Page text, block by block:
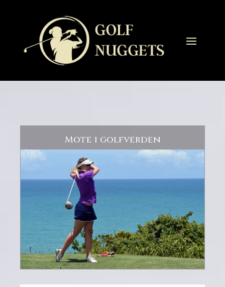
Mote i golfverden